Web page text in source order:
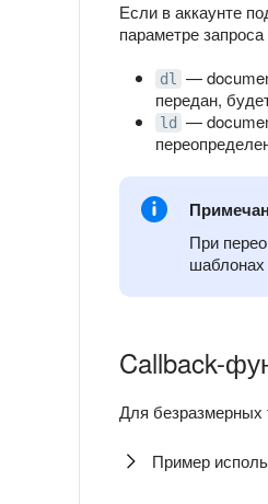
Если в аккаунте
параметре запроса
dl
—
передан,
ld
—
При
Callback-
Для безразмерных
Пример